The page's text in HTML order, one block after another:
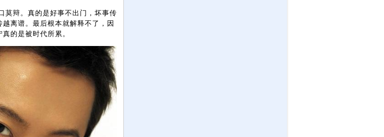
辩。真的是好事不出门，坏事传
离谱。最后根本就解释不了，因
的是被时代所累。